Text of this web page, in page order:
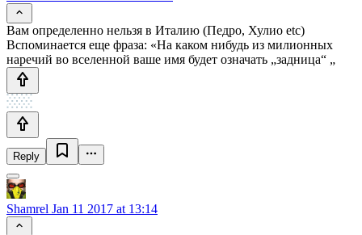
Вам определенно нельзя в Италию (Педро, Хулио etc)
Вспоминается еще фраза: «На каком нибудь из милионных
наречий во вселенной ваше имя будет означать „задница“ „
Reply
Shamrel Jan 11 2017 at 13:14